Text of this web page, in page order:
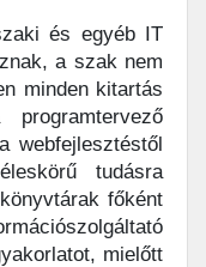
és egyéb IT
a szak nem
minden kitartás
webfejlesztéstől
tudásra
főként
mielőtt